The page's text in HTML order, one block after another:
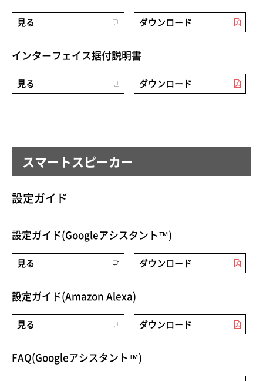
見る ダウンロード
インターフェイス据付説明書
見る ダウンロード
スマートスピーカー
設定ガイド
設定ガイド(Googleアシスタント™)
見る ダウンロード
設定ガイド(Amazon Alexa)
見る ダウンロード
FAQ(Googleアシスタント™)